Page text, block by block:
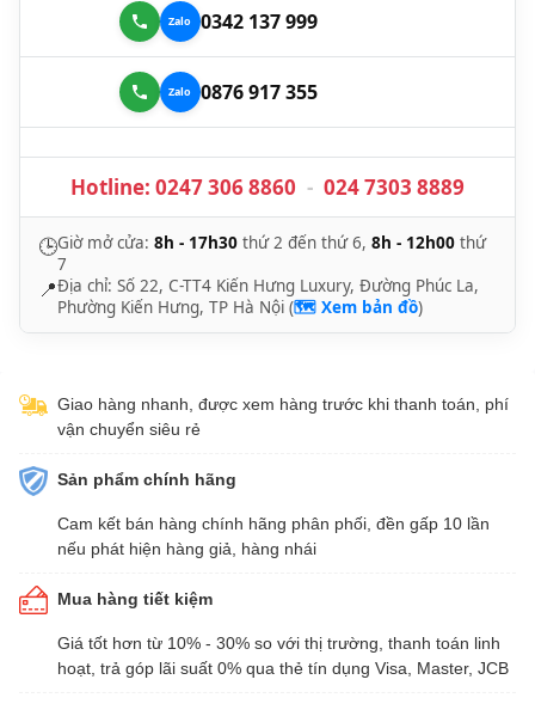
0342 137 999
0876 917 355
Hotline: 0247 306 8860 - 024 7303 8889
🕒Giờ mở cửa: 8h - 17h30 thứ 2 đến thứ 6, 8h - 12h00 thứ
7
📍Địa chỉ: Số 22, C-TT4 Kiến Hưng Luxury, Đường Phúc La,
Phường Kiến Hưng, TP Hà Nội (🗺️ Xem bản đồ)
Giao hàng nhanh, được xem hàng trước khi thanh toán, phí
vận chuyển siêu rẻ
Sản phẩm chính hãng
Cam kết bán hàng chính hãng phân phối, đền gấp 10 lần
nếu phát hiện hàng giả, hàng nhái
Mua hàng tiết kiệm
Giá tốt hơn từ 10% - 30% so với thị trường, thanh toán linh
hoạt, trả góp lãi suất 0% qua thẻ tín dụng Visa, Master, JCB